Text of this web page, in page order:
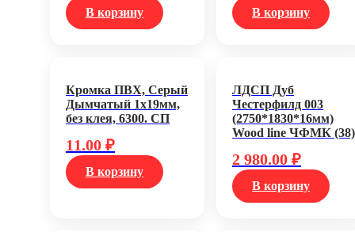
В корзину В корзину
Кромка ПВХ, Серый
Дымчатый 1х19мм,
без клея, 6300. СП
11.00 ₽
В корзину
ЛДСП Дуб
Честерфилд 003
(2750*1830*16мм)
Wood line ЧФМК (38)
2 980.00 ₽
В корзину